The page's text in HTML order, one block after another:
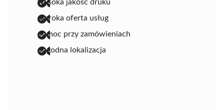
wysoka jakość druku
szeroka oferta usług
pomoc przy zamówieniach
dogodna lokalizacja